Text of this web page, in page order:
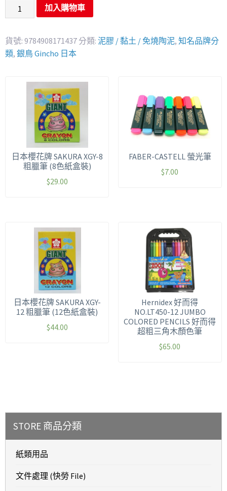
加入購物車
貨號: 9784908171437 分類: 泥膠 / 黏土 / 免燒陶泥, 知名品牌分
類, 銀鳥 Gincho 日本
日本櫻花牌 SAKURA XGY-8
粗臘筆 (8色紙盒裝)
$29.00
FABER-CASTELL 螢光筆
$7.00
日本櫻花牌 SAKURA XGY-
12 粗臘筆 (12色紙盒裝)
$44.00
Hernidex 好而得
NO.LT450-12 JUMBO
COLORED PENCILS 好而得
超粗三角木顏色筆
$65.00
STORE 商品分類
紙類用品
文件處理 (快勞 File)